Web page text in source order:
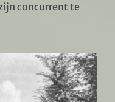
concurrent te